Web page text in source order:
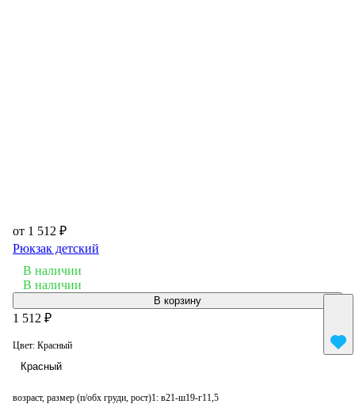
от 1 512 ₽
Рюкзак детский
В наличии
В наличии
В корзину
1 512 ₽
Цвет: Красный
Красный
возраст, размер (п/обх груди, рост)1: в21-ш19-г11,5